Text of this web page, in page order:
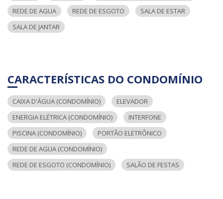
REDE DE AGUA
REDE DE ESGOTO
SALA DE ESTAR
SALA DE JANTAR
CARACTERÍSTICAS DO CONDOMÍNIO
CAIXA D'ÁGUA (CONDOMÍNIO)
ELEVADOR
ENERGIA ELÉTRICA (CONDOMÍNIO)
INTERFONE
PISCINA (CONDOMÍNIO)
PORTÃO ELETRÔNICO
REDE DE AGUA (CONDOMÍNIO)
REDE DE ESGOTO (CONDOMÍNIO)
SALÃO DE FESTAS